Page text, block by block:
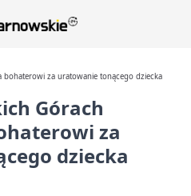
bohaterowi za uratowanie tonącego dziecka
Górach
za
dziecka